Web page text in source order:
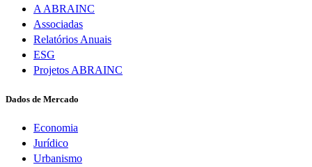
A ABRAINC
Associadas
Relatórios Anuais
ESG
Projetos ABRAINC
Dados de Mercado
Economia
Jurídico
Urbanismo